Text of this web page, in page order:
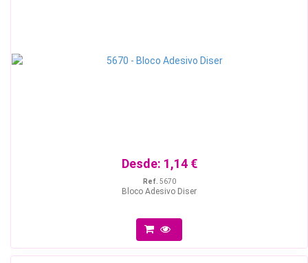
Desde: 1,14 €
Ref. 5670
Bloco Adesivo Diser